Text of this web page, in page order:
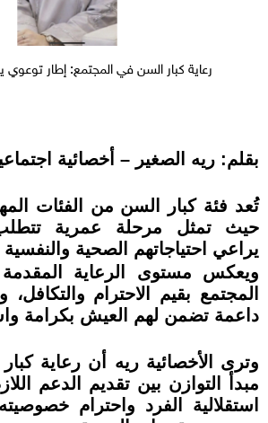
رعاية كبار السن في المجتمع: إطار توعوي
بقلم: ريه الصغير – أخصائية
تُعد فئة كبار السن من الفئات
حيث تمثل مرحلة عمرية
يراعي احتياجاتهم الصحية والنفسية
ويعكس مستوى الرعاية
المجتمع بقيم الاحترام والتكافل،
داعمة تضمن لهم العيش بكرامة
وترى الأخصائية ريه أن رعاية
مبدأ التوازن بين تقديم الدعم
استقلالية الفرد واحترام